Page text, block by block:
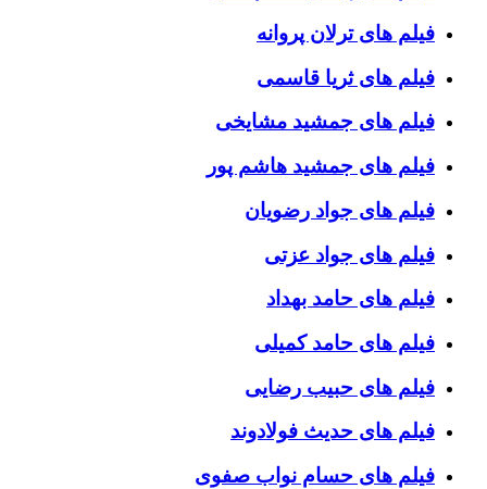
فیلم های ترلان پروانه
فیلم های ثریا قاسمی
فیلم های جمشید مشایخی
فیلم های جمشید هاشم پور
فیلم های جواد رضویان
فیلم های جواد عزتی
فیلم های حامد بهداد
فیلم های حامد کمیلی
فیلم های حبیب رضایی
فیلم های حدیث فولادوند
فیلم های حسام نواب صفوی